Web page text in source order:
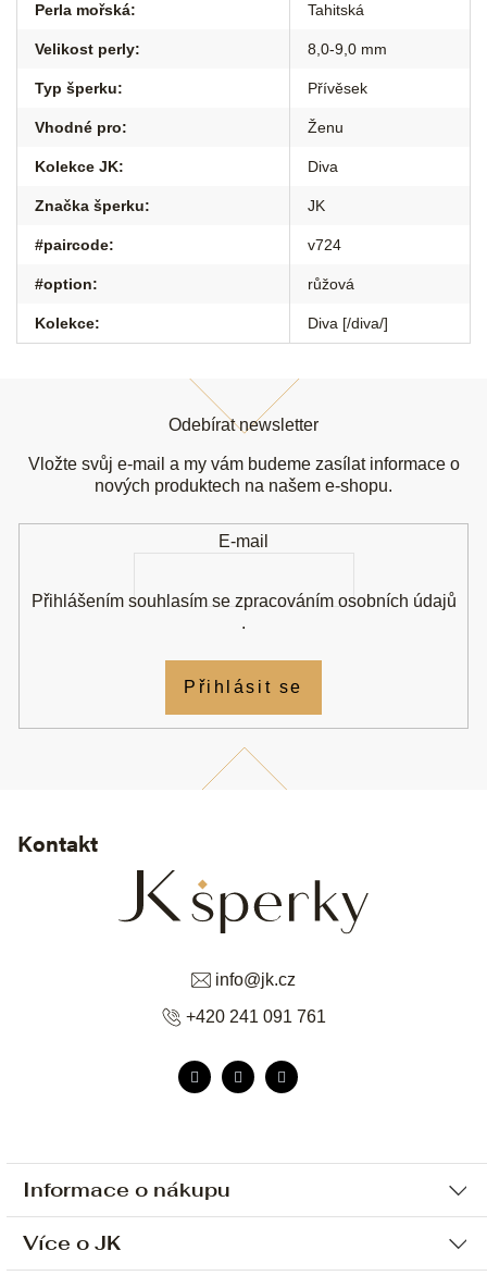
Perla mořská: Tahitská
Velikost perly: 8,0-9,0 mm
Typ šperku: Přívěsek
Vhodné pro: Ženu
Kolekce JK: Diva
Značka šperku: JK
#paircode: v724
#option: růžová
Kolekce: Diva [/diva/]
Informace o nákupu
Ochrana osobních údajů
Více o JK
Kontakt
info@jk.cz
+420 241 091 761
Odebírat newsletter
Vložte svůj e-mail a my vám budeme zasílat informace o
nových produktech na našem e-shopu.
E-mail
Přihlášením souhlasím se zpracováním osobních údajů
.
Přihlásit se